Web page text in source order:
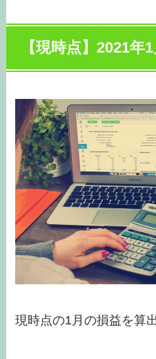
【現時点】2021年
現時点の1月の損益を算